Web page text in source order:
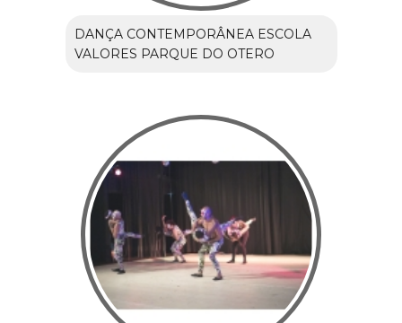
DANÇA CONTEMPORÂNEA ESCOLA
VALORES PARQUE DO OTERO